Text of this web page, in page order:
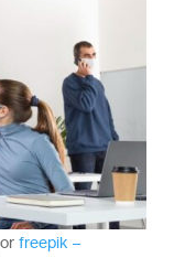
freepik –